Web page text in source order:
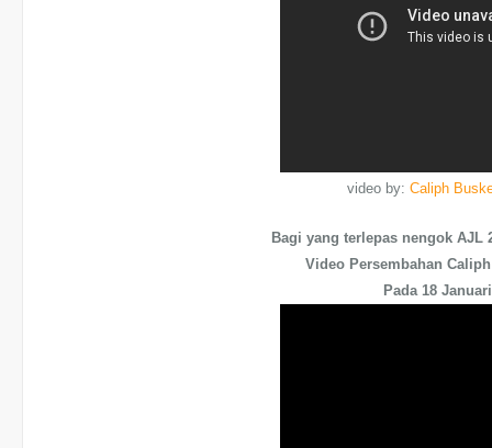
video by:Caliph
Bagi yang terlepas nengok AJL
Video Persembahan
Pada 18